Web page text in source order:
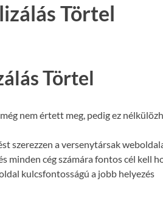
Törtel
Törtel
nem értett meg, pedig ez
szerezzen a versenytársak
minden cég számára fontos cél kell
kulcsfontosságú a jobb helyezés